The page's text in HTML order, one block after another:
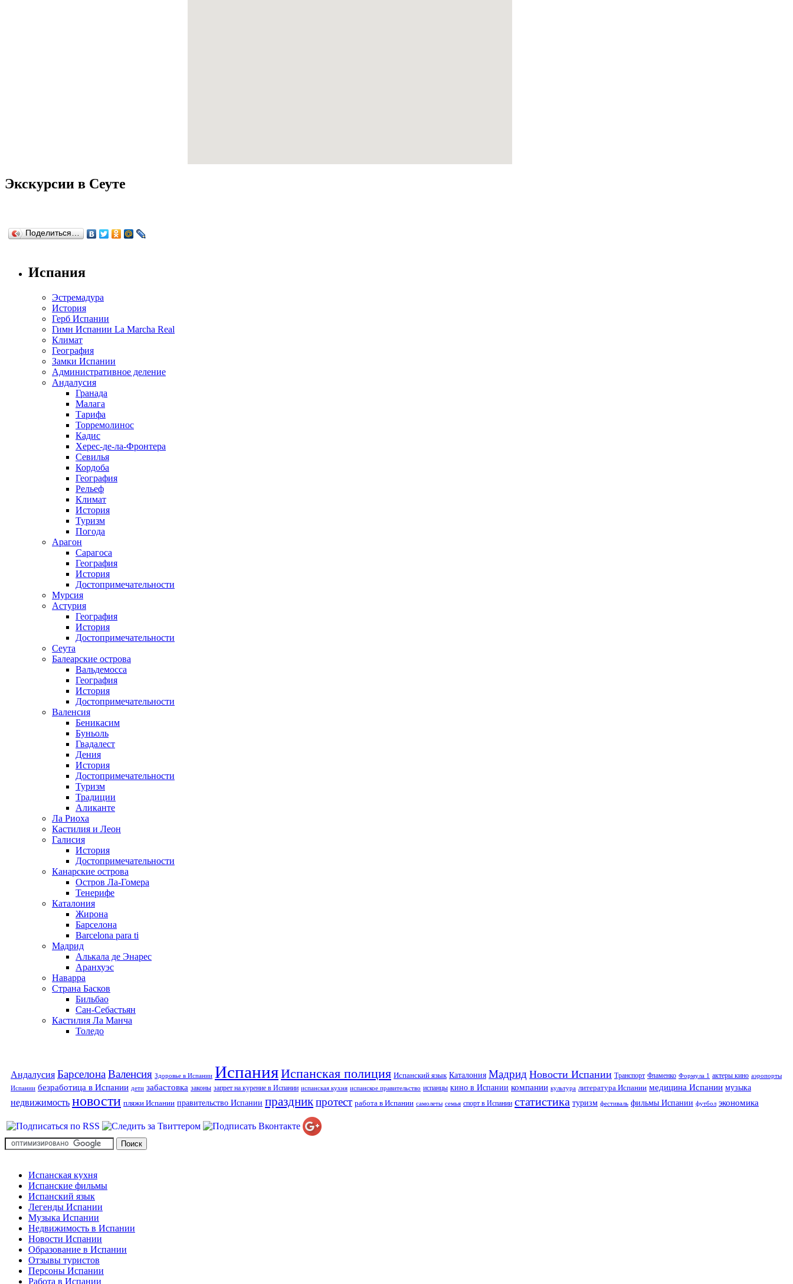
Экскурсии в Сеуте
Поделиться…
Испания
Эстремадура
История
Герб Испании
Гимн Испании La Marcha Real
Климат
География
Замки Испании
Административное деление
Андалусия
Гранада
Малага
Тарифа
Торремолинос
Кадис
Херес-де-ла-Фронтера
Севилья
Кордоба
География
Рельеф
Климат
История
Туризм
Погода
Арагон
Сарагоса
География
История
Достопримечательности
Мурсия
Астурия
География
История
Достопримечательности
Сеута
Балеарские острова
Вальдемосса
География
История
Достопримечательности
Валенсия
Беникасим
Буньоль
Гвадалест
Дения
История
Достопримечательности
Туризм
Традиции
Аликанте
Ла Риоха
Кастилия и Леон
Галисия
История
Достопримечательности
Канарские острова
Остров Ла-Гомера
Тенерифе
Каталония
Жирона
Барселона
Barcelona para ti
Мадрид
Алькала де Энарес
Аранхуэс
Наварра
Страна Басков
Бильбао
Сан-Себастьян
Кастилия Ла Манча
Толедо
Андалусия БарселонаВаленсия Здоровье в Испании ИспанияИспанская полиция Испанский язык Каталония Мадрид Новости Испании Транспорт Фламенко Формула 1 актеры кино аэропорты
Испании безработица в Испании дети забастовка законы запрет на курение в Испании испанская кухня испанское правительство испанцы кино в Испании компании культура литература Испании медицина Испании музыка
недвижимость новости пляжи Испании правительство Испании праздникпротест работа в Испании самолеты семья спорт в Испании статистика туризм фестиваль фильмы Испании футбол экономика
Испанская кухня
Испанские фильмы
Испанский язык
Легенды Испании
Музыка Испании
Недвижимость в Испании
Новости Испании
Образование в Испании
Отзывы туристов
Персоны Испании
Работа в Испании